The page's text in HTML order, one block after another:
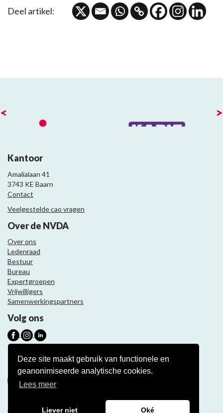
Deze site maakt gebruik van functionele en
geanonimiseerde analytische cookies.
Lees meer
Liever niet Oké
Deel artikel:
< >
Kantoor
Amalialaan 41
3743 KE Baarn
Contact
Veelgestelde cao vragen
Over de NVDA
Over ons
Ledenraad
Bestuur
Bureau
Expertgroepen
Vrijwilligers
Samenwerkingspartners
Volg ons
Nieuwsbrief
Meld je aan